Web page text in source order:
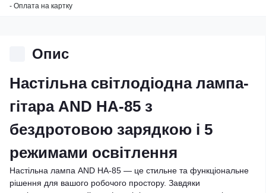
- Оплата на картку
Опис
Настільна світлодіодна лампа-
гітара AND HA-85 з
бездротовою зарядкою і 5
режимами освітлення
Настільна лампа AND HA-85 — це стильне та функціональне
рішення для вашого робочого простору. Завдяки